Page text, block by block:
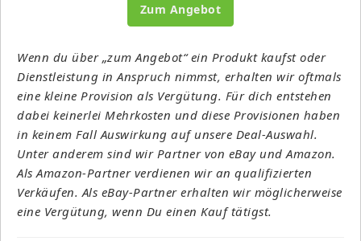
Zum Angebot
Wenn du über „zum Angebot“ ein Produkt kaufst oder
Dienstleistung in Anspruch nimmst, erhalten wir oftmals
eine kleine Provision als Vergütung. Für dich entstehen
dabei keinerlei Mehrkosten und diese Provisionen haben
in keinem Fall Auswirkung auf unsere Deal-Auswahl.
Unter anderem sind wir Partner von eBay und Amazon.
Als Amazon-Partner verdienen wir an qualifizierten
Verkäufen. Als eBay-Partner erhalten wir möglicherweise
eine Vergütung, wenn Du einen Kauf tätigst.